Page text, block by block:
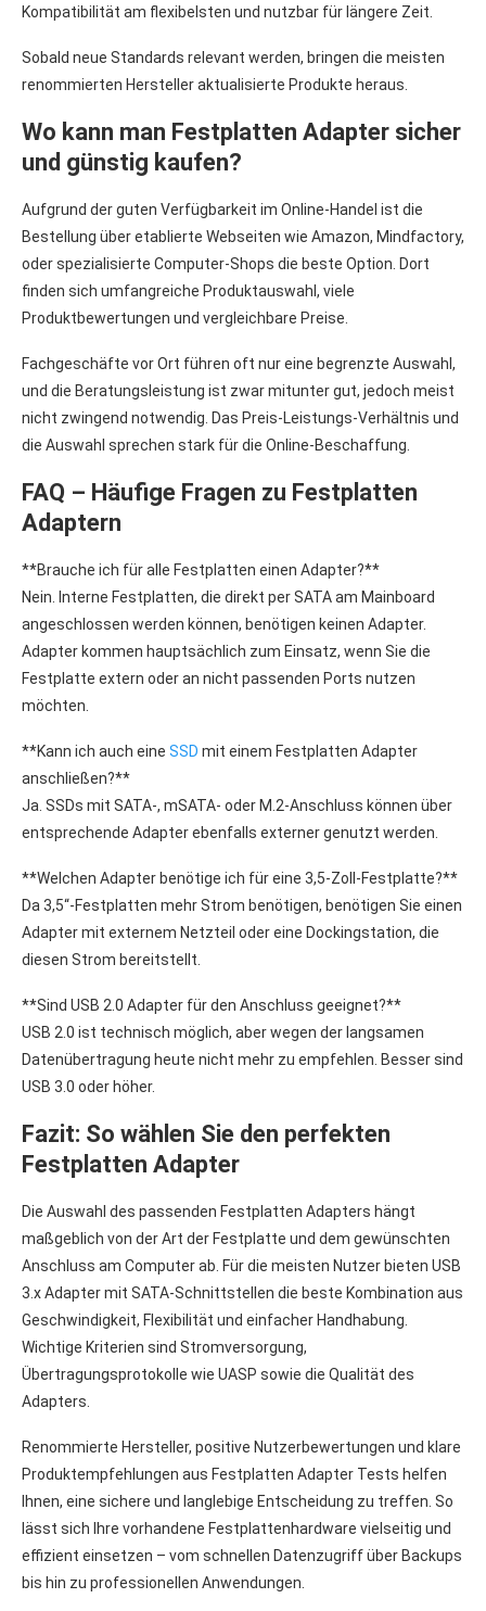
Kompatibilität am flexibelsten und nutzbar für längere Zeit.
Sobald neue Standards relevant werden, bringen die meisten
renommierten Hersteller aktualisierte Produkte heraus.
Wo kann man Festplatten Adapter sicher
und günstig kaufen?
Aufgrund der guten Verfügbarkeit im Online-Handel ist die
Bestellung über etablierte Webseiten wie Amazon, Mindfactory,
oder spezialisierte Computer-Shops die beste Option. Dort
finden sich umfangreiche Produktauswahl, viele
Produktbewertungen und vergleichbare Preise.
Fachgeschäfte vor Ort führen oft nur eine begrenzte Auswahl,
und die Beratungsleistung ist zwar mitunter gut, jedoch meist
nicht zwingend notwendig. Das Preis-Leistungs-Verhältnis und
die Auswahl sprechen stark für die Online-Beschaffung.
FAQ – Häufige Fragen zu Festplatten
Adaptern
**Brauche ich für alle Festplatten einen Adapter?**
Nein. Interne Festplatten, die direkt per SATA am Mainboard
angeschlossen werden können, benötigen keinen Adapter.
Adapter kommen hauptsächlich zum Einsatz, wenn Sie die
Festplatte extern oder an nicht passenden Ports nutzen
möchten.
**Kann ich auch eine SSD mit einem Festplatten Adapter
anschließen?**
Ja. SSDs mit SATA-, mSATA- oder M.2-Anschluss können über
entsprechende Adapter ebenfalls externer genutzt werden.
**Welchen Adapter benötige ich für eine 3,5-Zoll-Festplatte?**
Da 3,5“-Festplatten mehr Strom benötigen, benötigen Sie einen
Adapter mit externem Netzteil oder eine Dockingstation, die
diesen Strom bereitstellt.
**Sind USB 2.0 Adapter für den Anschluss geeignet?**
USB 2.0 ist technisch möglich, aber wegen der langsamen
Datenübertragung heute nicht mehr zu empfehlen. Besser sind
USB 3.0 oder höher.
Fazit: So wählen Sie den perfekten
Festplatten Adapter
Die Auswahl des passenden Festplatten Adapters hängt
maßgeblich von der Art der Festplatte und dem gewünschten
Anschluss am Computer ab. Für die meisten Nutzer bieten USB
3.x Adapter mit SATA-Schnittstellen die beste Kombination aus
Geschwindigkeit, Flexibilität und einfacher Handhabung.
Wichtige Kriterien sind Stromversorgung,
Übertragungsprotokolle wie UASP sowie die Qualität des
Adapters.
Renommierte Hersteller, positive Nutzerbewertungen und klare
Produktempfehlungen aus Festplatten Adapter Tests helfen
Ihnen, eine sichere und langlebige Entscheidung zu treffen. So
lässt sich Ihre vorhandene Festplattenhardware vielseitig und
effizient einsetzen – vom schnellen Datenzugriff über Backups
bis hin zu professionellen Anwendungen.